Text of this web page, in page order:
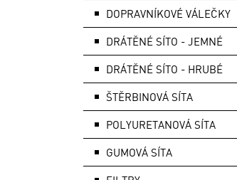
DOPRAVNÍKOVÉ VÁLEČKY
DRÁTĚNÉ SÍTO - JEMNÉ
DRÁTĚNÉ SÍTO - HRUBÉ
ŠTĚRBINOVÁ SÍTA
POLYURETANOVÁ SÍTA
GUMOVÁ SÍTA